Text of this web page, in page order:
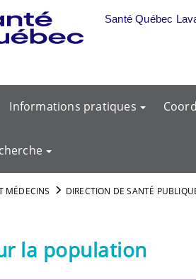
Santé Québec
Informations pratiques
MÉDECINS DIRECTION DE SANTÉ
la population